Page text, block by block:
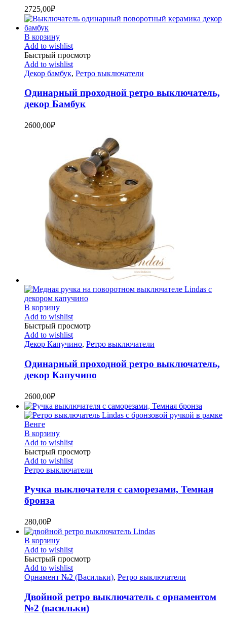
2725,00₽
В корзину
Add to wishlist
Быстрый просмотр
Add to wishlist
Декор бамбук, Ретро выключатели
Одинарный проходной ретро выключатель,
декор Бамбук
2600,00₽
В корзину
Add to wishlist
Быстрый просмотр
Add to wishlist
Декор Капучино, Ретро выключатели
Одинарный проходной ретро выключатель,
декор Капучино
2600,00₽
В корзину
Add to wishlist
Быстрый просмотр
Add to wishlist
Ретро выключатели
Ручка выключателя с саморезами, Темная
бронза
280,00₽
В корзину
Add to wishlist
Быстрый просмотр
Add to wishlist
Орнамент №2 (Васильки), Ретро выключатели
Двойной ретро выключатель с орнаментом
№2 (васильки)